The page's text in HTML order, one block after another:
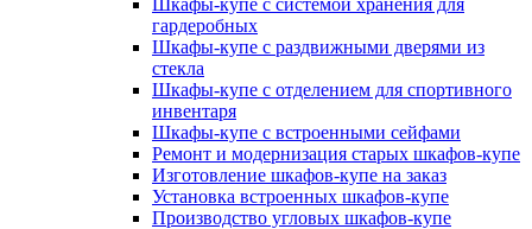
Шкафы-купе с системой хранения для
гардеробных
Шкафы-купе с раздвижными дверями из
стекла
Шкафы-купе с отделением для спортивного
инвентаря
Шкафы-купе с встроенными сейфами
Ремонт и модернизация старых шкафов-купе
Изготовление шкафов-купе на заказ
Установка встроенных шкафов-купе
Производство угловых шкафов-купе